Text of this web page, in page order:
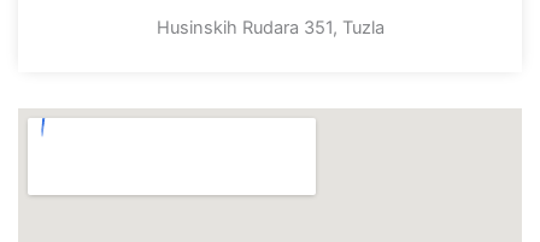
Husinskih Rudara 351, Tuzla